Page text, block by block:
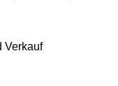
Verkauf